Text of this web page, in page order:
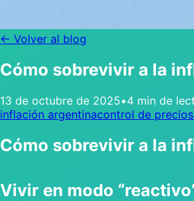
← Volver al blog
Cómo sobrevivir a la
13 de octubre de 2025•4 min de
inflación argentinacontrol de
Cómo sobrevivir a la
Vivir en modo